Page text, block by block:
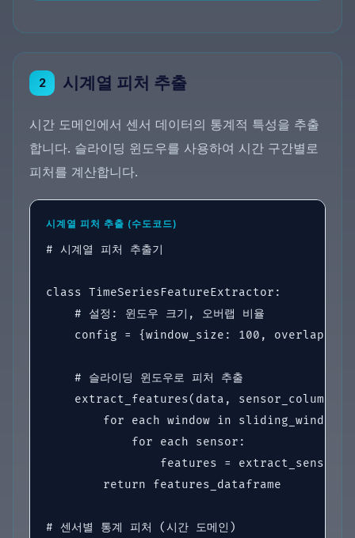
2 시계열 피처 추출
시간 도메인에서 센서 데이터의 통계적 특성을 추출
합니다. 슬라이딩 윈도우를 사용하여 시간 구간별로
피처를 계산합니다.
시계열 피처 추출 (수도코드)
# 시계열 피처 추출기
class TimeSeriesFeatureExtractor:
    # 설정: 윈도우 크기, 오버랩 비율
config = {window_size: 100, overlap:
    # 슬라이딩 윈도우로 피처 추출
    extract_features(data, sensor_columns):
for each window in
            for each sensor:
features =
        return features_dataframe
# 센서별 통계 피처 (시간 도메인)